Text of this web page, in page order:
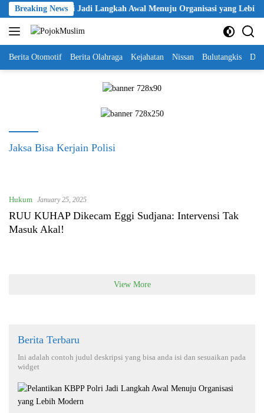
Skip
to
content
Breaking News
KBPP Polri Jadi Langkah Awal Menuju Organisasi yang Lebih
Berita Otomotif Berita Olahraga Kejahatan Nissan Bulutangkis
Jaksa Bisa Kerjain Polisi
Hukum January 25, 2025
RUU KUHAP Dikecam Eggi Sudjana: Intervensi Tak
Masuk Akal!
View More
Berita Terbaru
Ini adalah contoh judul deskripsi yang bisa anda isi dan sesuaikan pada
widget